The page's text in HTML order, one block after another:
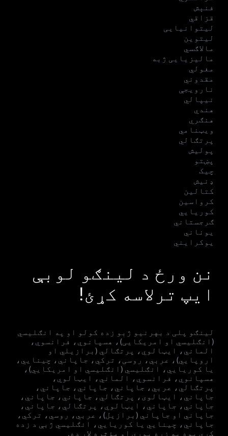
فنېش
قزاقي
لیتوانیایی
لیتوین
مالاګسي
مالیزیایی ژبه
مغولي
مقدوني
نارویجې
نیپالي
هندي
هنګري
ویټنامي
پرتګالي
پولیش
پښتو
چیک
ډنیش
کتالین
کرواسین
کوریایي
ګرجستاني
یوناني
یوکرایني
نن ورځ د لینګو لوبې
ایپ ترلاسه کړئ!
لینګو پلی د بهرنیو ژبو زده کولو او په انګلیسي
(انګلیسي او امریکایی)، هسپانوي، فرانسوي،
الماني، ایټالوي، پرتګالي (برازیلي او
اروپايي)، عربي، روسی، ترکي، جاپاني، چینایي،
یا کوریايي، انګلیسي (انګلیسي او امریکایي)،
هسپانوي، فرانسوي، الماني، ایټالوي،
پرتګالي، عربي، جاپاني، جاپاني، جاپاني،
جاپاني، ایټالوی، پرتګالي، جاپاني، جاپاني،
جاپاني، جاپاني، ایټالوي، پرتګالي، جاپاني،
جاپاني او جاپاني (برازيل)، عربي، روسي، ترکي،
جاپاني، چینايي یا کوریايي، انګلیسي ژبې د زده
کړې یوه په زړه پورې او مؤثره لار ده.